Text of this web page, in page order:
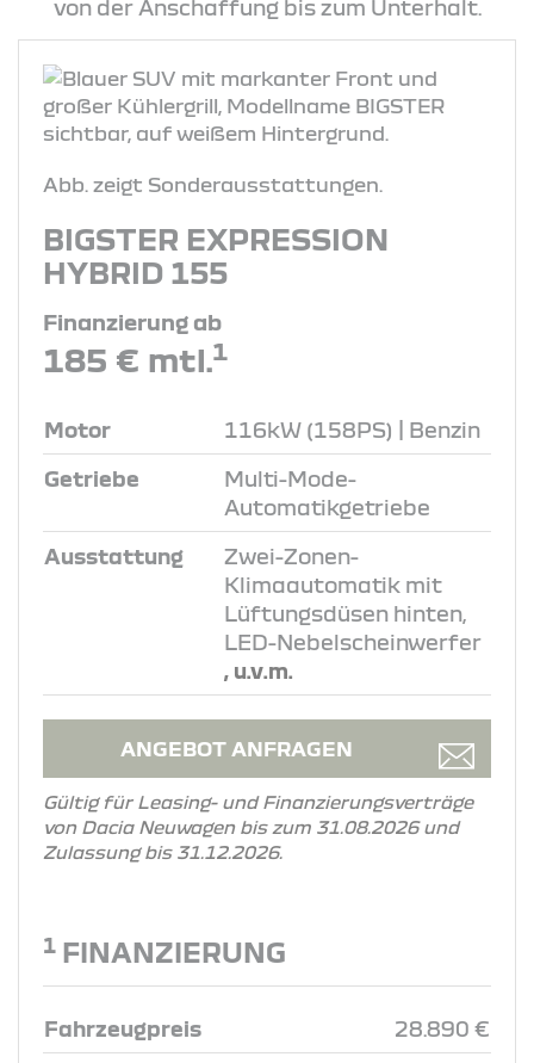
von der Anschaffung bis zum Unterhalt.
Abb. zeigt Sonderausstattungen.
BIGSTER EXPRESSION
HYBRID 155
Finanzierung ab
185 € mtl.1
Motor 116kW (158PS) | Benzin
Getriebe
Multi-Mode-
Automatikgetriebe
Ausstattung
Zwei-Zonen-
Klimaautomatik mit
Lüftungsdüsen hinten,
LED-Nebelscheinwerfer
, u.v.m.
ANGEBOT ANFRAGEN
Gültig für Leasing- und Finanzierungsverträge
von Dacia Neuwagen bis zum 31.08.2026 und
Zulassung bis 31.12.2026.
1 FINANZIERUNG
Fahrzeugpreis 28.890 €